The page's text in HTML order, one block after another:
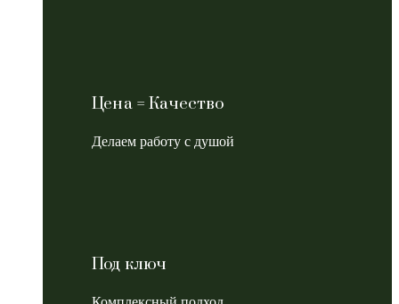
Цена = Качество
Делаем работу с душой
Под ключ